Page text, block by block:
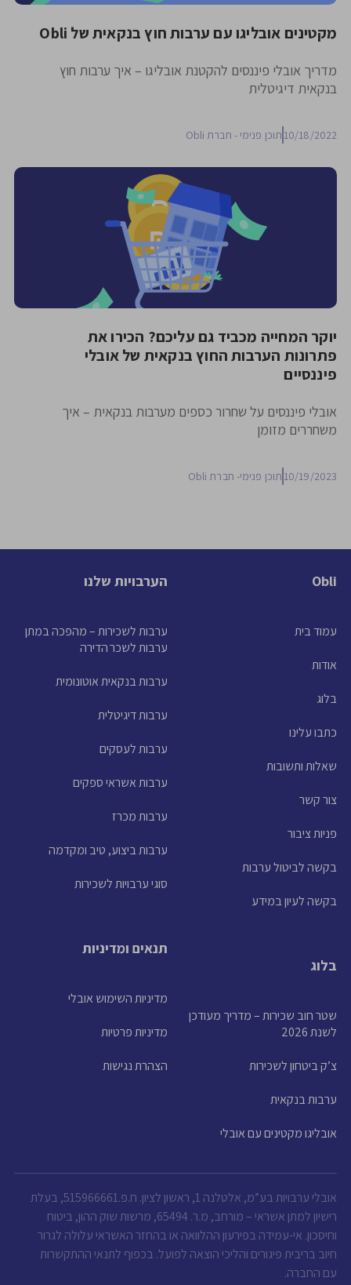
מקטינים אובליגו עם ערבות חוץ בנקאית של Obli
מדריך אובלי פיננסים להקטנת אובליגו – איך ערבות חוץ
בנקאית דיגיטלית
10/18/2022 תוכן פנימי - חברת Obli
יוקר המחייה מכביד גם עליכם? הכירו את
פתרונות הערבות החוץ בנקאית של אובלי
פיננסיים
אובלי פיננסים על שחרור כספים מערבות בנקאית – איך
משחררים מזומן
10/19/2023 תוכן פנימי- חברת Obli
Obli
עמוד בית
אודות
בלוג
כתבו עלינו
שאלות ותשובות
צור קשר
פניות ציבור
בקשה לביטול ערבות
בקשה לעיון במידע
בלוג
שטר חוב שכירות – מדריך מעודכן
לשנת 2026
צ’ק ביטחון לשכירות
ערבות בנקאית
אובליגו מקטינים עם אובלי
הערבויות שלנו
ערבות לשכירות – מהפכה במתן
ערבות לשכר הדירה
ערבות בנקאית אוטונומית
ערבות דיגיטלית
ערבות לעסקים
ערבות אשראי ספקים
ערבות מכרז
ערבות ביצוע, טיב ומקדמה
סוגי ערבויות לשכירות
תנאים ומדיניות
מדיניות השימוש אובלי
מדיניות פרטיות
הצהרת נגישות
אובלי ערבויות בע”מ, אלטלנה 1, ראשון לציון. ח.פ.515966661, בעלת
רישיון למתן אשראי – מורחב, מ.ר. 65494, מרשות שוק ההון, ביטוח
וחיסכון. אי-עמידה בפירעון ההלוואה או בהחזר האשראי עלולה לגרור
חיוב בריבית פיגורים והליכי הוצאה לפועל. בכפוף לתנאי ההתקשרות
עם החברה.